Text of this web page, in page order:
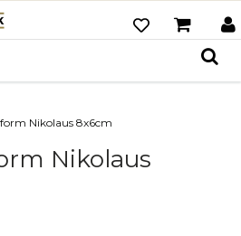
Nikolaus 8x6cm
Nikolaus